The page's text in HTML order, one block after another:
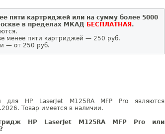
пяти картриджей или на сумму более 5000
в пределах МКАД БЕСПЛАТНАЯ .
менее пяти картриджей — 250 руб.
— от 250 руб.
HP LaserJet M125RA MFP Pro являются
Товар имеется в наличии.
HP LaserJet M125RA MFP Pro или